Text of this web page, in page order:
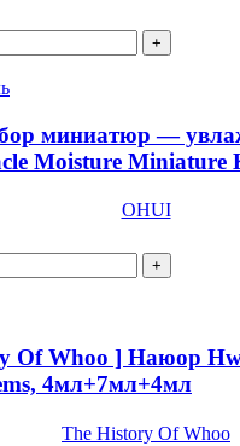
миниатюр —
Moisture Miniature
OHUI
Of Whoo ] Наюор
4мл+7мл+4мл
The History Of Whoo